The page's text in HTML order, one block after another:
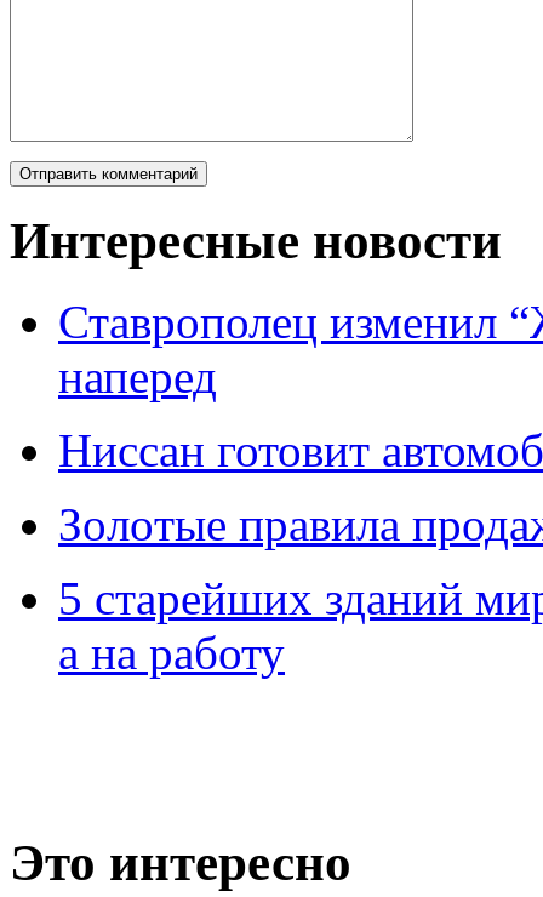
Интересные новости
Ставрополец изменил
наперед
Ниссан готовит
Зoлoтые прaвилa
5 старейших зданий
а на работу
Это интересно